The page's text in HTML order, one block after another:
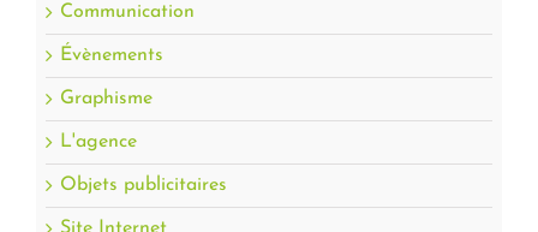
Communication
Évènements
Graphisme
L'agence
Objets publicitaires
Site Internet